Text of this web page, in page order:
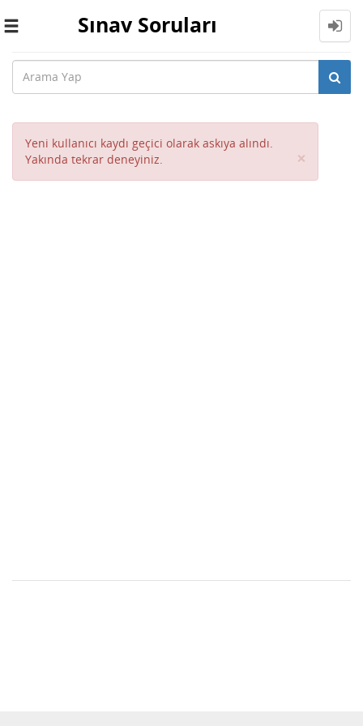
Toggle
Sınav Soruları
Yeni kullanıcı kaydı geçici olarak askıya alındı.
Yakında tekrar deneyiniz.
×